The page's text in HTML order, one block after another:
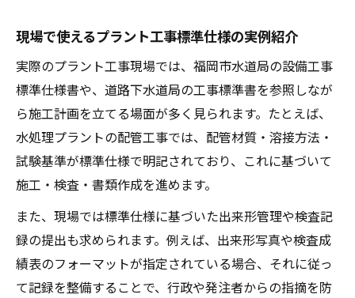
現場で使えるプラント工事標準仕様の実例紹介
実際のプラント工事現場では、福岡市水道局の設備工事
標準仕様書や、道路下水道局の工事標準書を参照しなが
ら施工計画を立てる場面が多く見られます。たとえば、
水処理プラントの配管工事では、配管材質・溶接方法・
試験基準が標準仕様で明記されており、これに基づいて
施工・検査・書類作成を進めます。
また、現場では標準仕様に基づいた出来形管理や検査記
録の提出も求められます。例えば、出来形写真や検査成
績表のフォーマットが指定されている場合、それに従っ
て記録を整備することで、行政や発注者からの指摘を防